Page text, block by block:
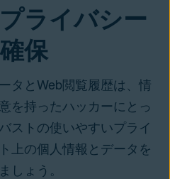
ライバシー
保
タとWeb閲覧履歴は、情
を持ったハッカーにとっ
ストの使いやすいプライ
上の個人情報とデータを
しょう。